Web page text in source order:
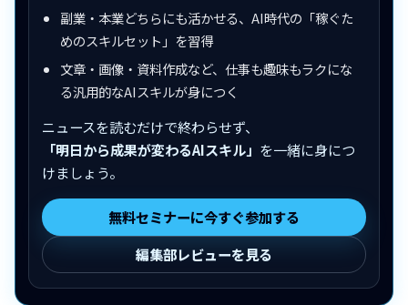
副業・本業どちらにも活かせる、AI時代の「稼ぐた
めのスキルセット」を習得
文章・画像・資料作成など、仕事も趣味もラクにな
る汎用的なAIスキルが身につく
ニュースを読むだけで終わらせず、
「明日から成果が変わるAIスキル」 を一緒に身につ
けましょう。
無料セミナーに今すぐ参加する
編集部レビューを見る